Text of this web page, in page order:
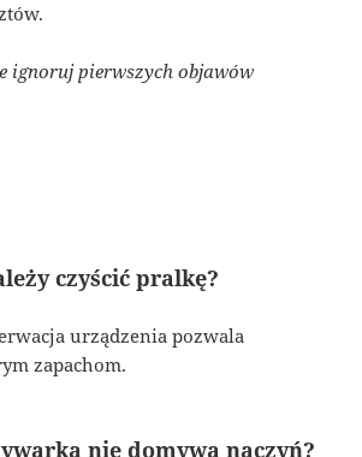
ignoruj pierwszych objawów
czyścić pralkę?
urządzenia pozwala
zapachom.
nie domywa naczyń?